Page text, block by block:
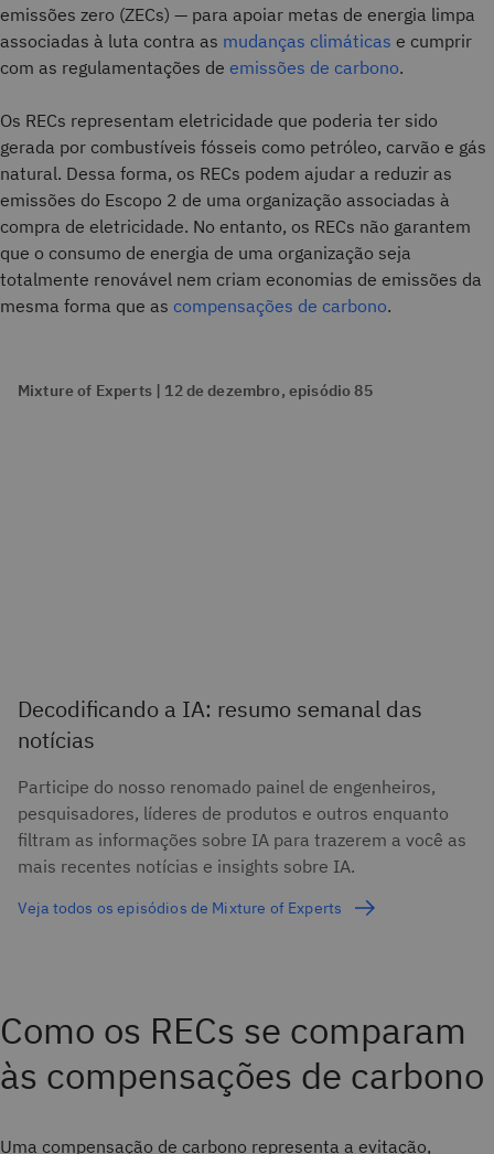
emissões zero (ZECs) — para apoiar metas de energia limpa
associadas à luta contra as mudanças climáticas e cumprir
com as regulamentações de emissões de carbono.
Os RECs representam eletricidade que poderia ter sido
gerada por combustíveis fósseis como petróleo, carvão e gás
natural. Dessa forma, os RECs podem ajudar a reduzir as
emissões do Escopo 2 de uma organização associadas à
compra de eletricidade. No entanto, os RECs não garantem
que o consumo de energia de uma organização seja
totalmente renovável nem criam economias de emissões da
mesma forma que as compensações de carbono.
Mixture of Experts | 12 de dezembro, episódio 85
Decodificando a IA: resumo semanal das
notícias
Participe do nosso renomado painel de engenheiros,
pesquisadores, líderes de produtos e outros enquanto
filtram as informações sobre IA para trazerem a você as
mais recentes notícias e insights sobre IA.
Veja todos os episódios de Mixture of Experts
Como os RECs se comparam
às compensações de carbono
Uma compensação de carbono representa a evitação,